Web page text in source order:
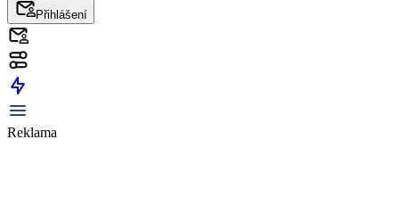
Přihlášení
Reklama